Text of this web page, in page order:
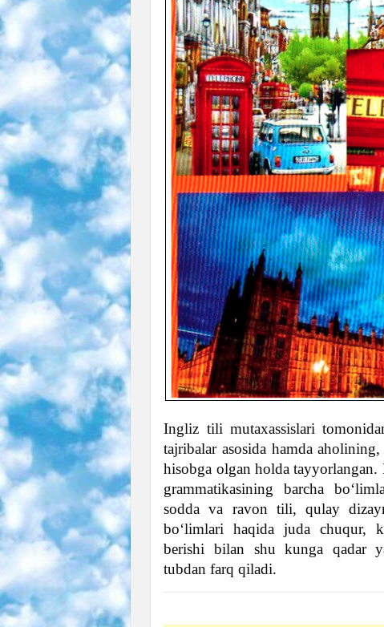
Ingliz tili mutaxassislari
tajribalar asosida hamda
hisobga olgan holda
grammatikasining barcha
sodda va ravon tili, qulay
boʻlimlari haqida juda chuqur,
berishi bilan shu kunga qadar
tubdan farq qiladi.